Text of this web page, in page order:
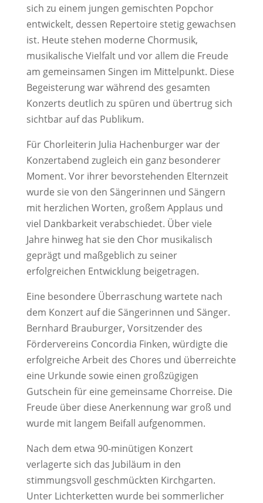
sich zu einem jungen gemischten Popchor
entwickelt, dessen Repertoire stetig gewachsen
ist. Heute stehen moderne Chormusik,
musikalische Vielfalt und vor allem die Freude
am gemeinsamen Singen im Mittelpunkt. Diese
Begeisterung war während des gesamten
Konzerts deutlich zu spüren und übertrug sich
sichtbar auf das Publikum.
Für Chorleiterin Julia Hachenburger war der
Konzertabend zugleich ein ganz besonderer
Moment. Vor ihrer bevorstehenden Elternzeit
wurde sie von den Sängerinnen und Sängern
mit herzlichen Worten, großem Applaus und
viel Dankbarkeit verabschiedet. Über viele
Jahre hinweg hat sie den Chor musikalisch
geprägt und maßgeblich zu seiner
erfolgreichen Entwicklung beigetragen.
Eine besondere Überraschung wartete nach
dem Konzert auf die Sängerinnen und Sänger.
Bernhard Brauburger, Vorsitzender des
Fördervereins Concordia Finken, würdigte die
erfolgreiche Arbeit des Chores und überreichte
eine Urkunde sowie einen großzügigen
Gutschein für eine gemeinsame Chorreise. Die
Freude über diese Anerkennung war groß und
wurde mit langem Beifall aufgenommen.
Nach dem etwa 90-minütigen Konzert
verlagerte sich das Jubiläum in den
stimmungsvoll geschmückten Kirchgarten.
Unter Lichterketten wurde bei sommerlicher